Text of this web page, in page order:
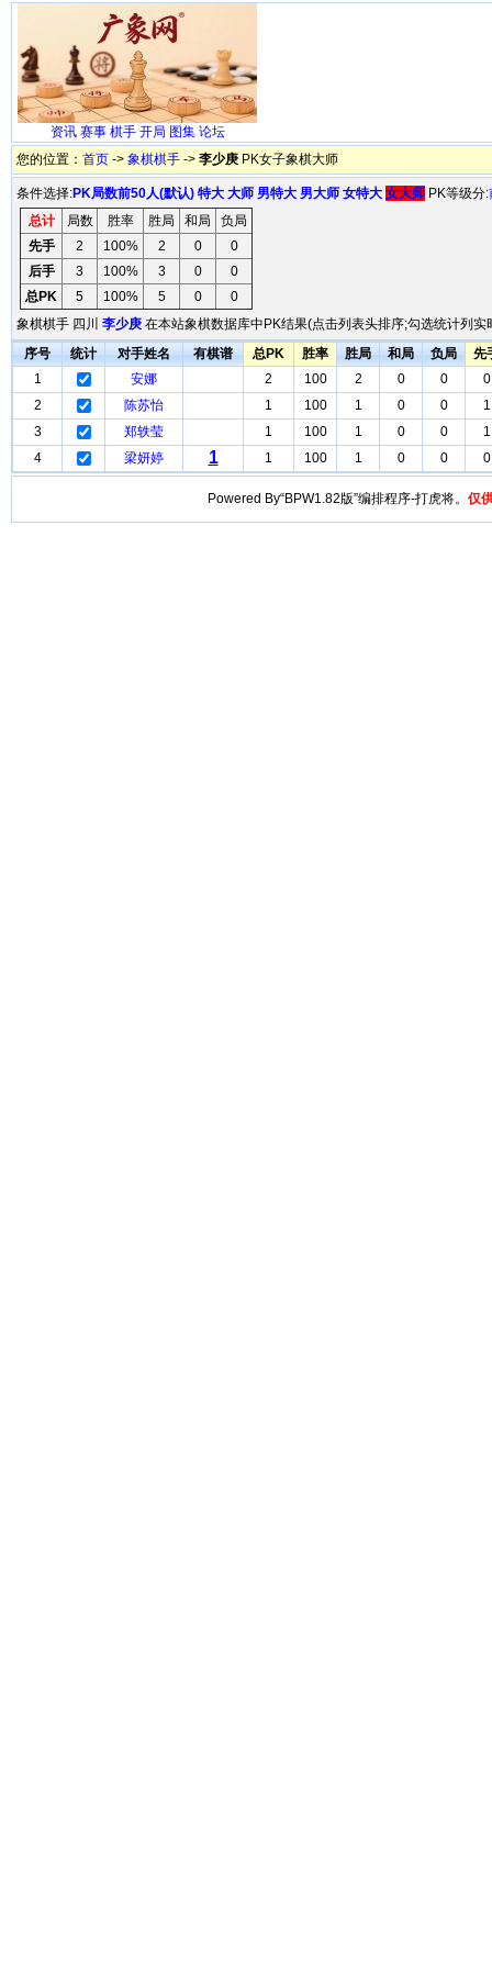
资讯 赛事 棋手 开局 图集 论坛
您的位置： 首页 -> 象棋棋手 -> 李少庚 PK女子象棋大师
条件选择:PK局数前50人(默认) 特大 大师 男特大 男大师 女特大 女大师 PK等级分:
总计
局数 胜率 胜局 和局
负局
先手
2 100% 2 0
0
后手
3 100% 3 0
0
总PK
5 100% 5 0
0
象棋棋手 四川 李少庚 在本站象棋数据库中PK结果(点击列表头排序;勾选统计列
序号
统计 对手姓名 有棋谱 总PK 胜率 胜局 和局 负局
先
1
安娜 2 100 2 0 0
0
2
陈苏怡 1 100 1 0 0
1
3
郑轶莹 1 100 1 0 0
1
4
梁妍婷 1 1 100 1 0 0 0
Powered By“BPW1.82版”编排程序-打虎将。 仅